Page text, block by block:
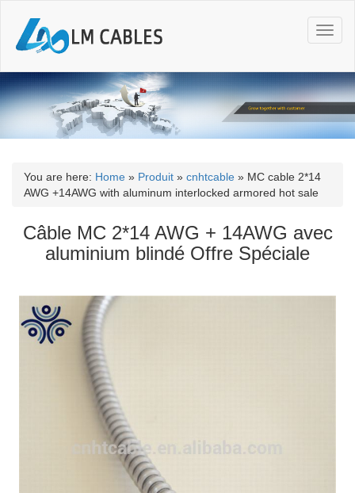
T
o
g
l
n
a
i
You are here: Home » Produit » cnhtcable » MC cable 2*14
AWG +14AWG with aluminum interlocked armored hot sale
Câble MC 2*14 AWG + 14AWG avec
aluminium blindé Offre Spéciale